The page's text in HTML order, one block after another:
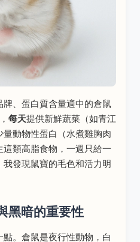
、蛋白質含量適中的倉鼠
每天提供新鮮蔬菜（如青江
量動物性蛋白（水煮雞胸肉
類高脂食物，一週只給一
發現鼠寶的毛色和活力明
黑暗的重要性
。倉鼠是夜行性動物，白